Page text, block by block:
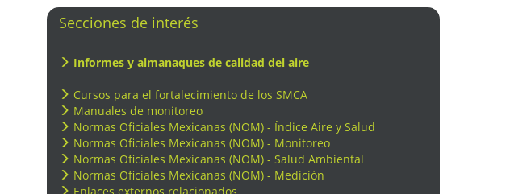
Secciones de interés
Informes y almanaques de calidad del aire
Cursos para el fortalecimiento de los SMCA
Manuales de monitoreo
Normas Oficiales Mexicanas (NOM) - Índice Aire y Salud
Normas Oficiales Mexicanas (NOM) - Monitoreo
Normas Oficiales Mexicanas (NOM) - Salud Ambiental
Normas Oficiales Mexicanas (NOM) - Medición